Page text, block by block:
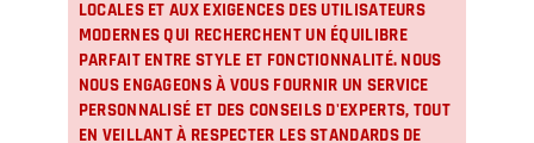
LOCALES ET AUX EXIGENCES DES UTILISATEURS
MODERNES QUI RECHERCHENT UN ÉQUILIBRE
PARFAIT ENTRE STYLE ET FONCTIONNALITÉ. NOUS
NOUS ENGAGEONS À VOUS FOURNIR UN SERVICE
PERSONNALISÉ ET DES CONSEILS D'EXPERTS, TOUT
EN VEILLANT À RESPECTER LES STANDARDS DE